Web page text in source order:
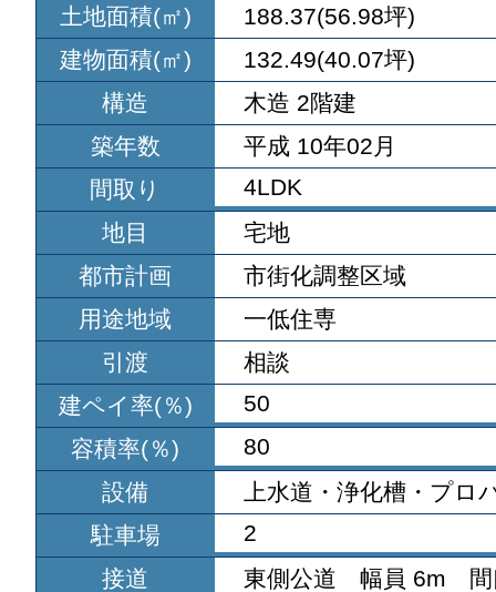
土地面積(㎡)
188.37(56.98坪)
建物面積(㎡)
132.49(40.07坪)
構造
木造 2階建
築年数
平成 10年02月
間取り
4LDK
地目
宅地
都市計画
市街化調整区域
用途地域
一低住専
引渡
相談
建ペイ率(％)
50
容積率(％)
80
設備
上水道・浄化槽・プロ
駐車場
2
接道
東側公道 幅員 6m 間